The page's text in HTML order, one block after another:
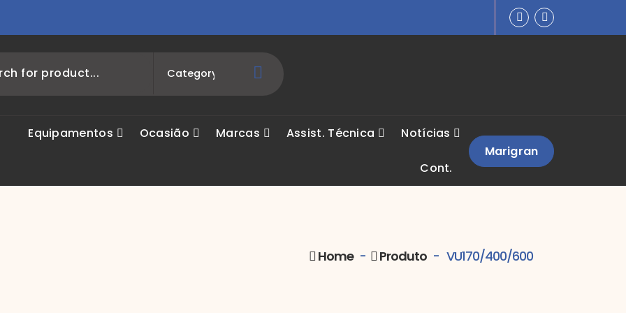
Equipamentos Ocasião Marcas Assist. Técnica Notícias
Cont.
Marigran
Home- Produto - VU170/400/600